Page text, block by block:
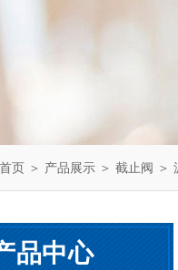
页 ＞ 产品展示 ＞ 截止阀 ＞
品中心